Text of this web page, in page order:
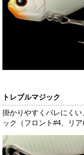
トレブルマジック
掛かりやすくバレにく
ック（フロント#4、リア